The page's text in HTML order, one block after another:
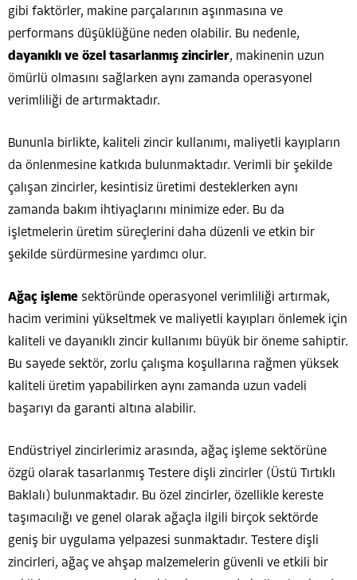
gibi faktörler, makine parçalarının aşınmasına ve
performans düşüklüğüne neden olabilir. Bu nedenle,
dayanıklı ve özel tasarlanmış zincirler, makinenin uzun
ömürlü olmasını sağlarken aynı zamanda operasyonel
verimliliği de artırmaktadır.
Bununla birlikte, kaliteli zincir kullanımı, maliyetli kayıpların
da önlenmesine katkıda bulunmaktadır. Verimli bir şekilde
çalışan zincirler, kesintisiz üretimi desteklerken aynı
zamanda bakım ihtiyaçlarını minimize eder. Bu da
işletmelerin üretim süreçlerini daha düzenli ve etkin bir
şekilde sürdürmesine yardımcı olur.
Ağaç işleme sektöründe operasyonel verimliliği artırmak,
hacim verimini yükseltmek ve maliyetli kayıpları önlemek için
kaliteli ve dayanıklı zincir kullanımı büyük bir öneme sahiptir.
Bu sayede sektör, zorlu çalışma koşullarına rağmen yüksek
kaliteli üretim yapabilirken aynı zamanda uzun vadeli
başarıyı da garanti altına alabilir.
Endüstriyel zincirlerimiz arasında, ağaç işleme sektörüne
özgü olarak tasarlanmış Testere dişli zincirler (Üstü Tırtıklı
Baklalı) bulunmaktadır. Bu özel zincirler, özellikle kereste
taşımacılığı ve genel olarak ağaçla ilgili birçok sektörde
geniş bir uygulama yelpazesi sunmaktadır. Testere dişli
zincirleri, ağaç ve ahşap malzemelerin güvenli ve etkili bir